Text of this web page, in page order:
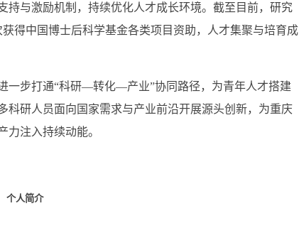
持与激励机制，持续优化人才成长环境。截至目前，研究
得中国博士后科学基金各类项目资助，人才集聚与培育成
一步打通“科研—转化—产业”协同路径，为青年人才搭建
科研人员面向国家需求与产业前沿开展源头创新，为重庆
力注入持续动能。
个人简介